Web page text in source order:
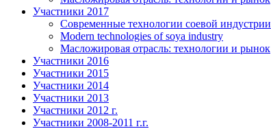
Участники 2017
Современные технологии соевой индустрии
Modern technologies of soya industry
Масложировая отрасль: технологии и рынок
Участники 2016
Участники 2015
Участники 2014
Участники 2013
Участники 2012 г.
Участники 2008-2011 г.г.